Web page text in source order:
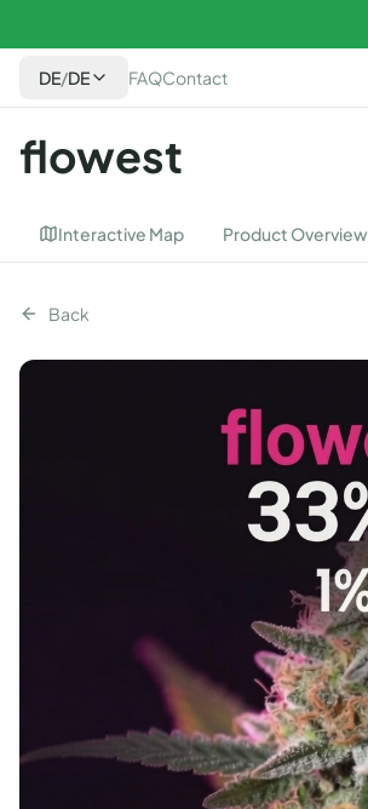
DE/DE FAQContact
flowest
Interactive Map Product Overview
Back